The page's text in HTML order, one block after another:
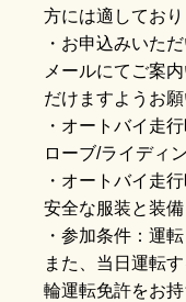
方には適しており
・お申込みいた
メールにてご案
だけますようお願
・オートバイ走
ローブ/ライディ
・オートバイ走
安全な服装と装備
・参加条件：運
また、当日運転
輪運転免許をお持